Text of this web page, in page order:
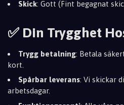
Skick: Gott (Fint begagnat
✅ Din Trygghet
Trygg betalning: Betala
kort.
Spårbar leverans: Vi skickar
arbetsdagar.